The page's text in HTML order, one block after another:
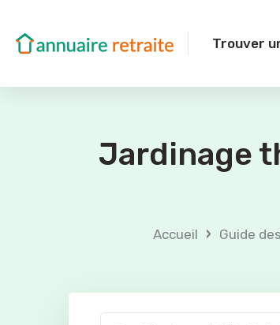
Trouver
Jardinage
Accueil › Guide